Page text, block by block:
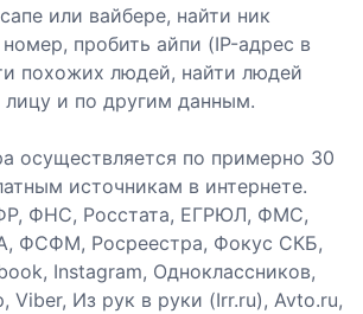
или вайбере, найти ник
пробить айпи (IP-адрес в
похожих людей, найти людей
и по другим данным.
осуществляется по примерно 30
источникам в интернете.
ФНС, Росстата, ЕГРЮЛ, ФМС,
ФСФМ, Росреестра, Фокус СКБ,
Instagram, Одноклассников,
Viber, Из рук в руки (Irr.ru), Avto.ru,